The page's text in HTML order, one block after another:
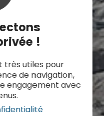
!
très utiles pour
de navigation,
engagement avec